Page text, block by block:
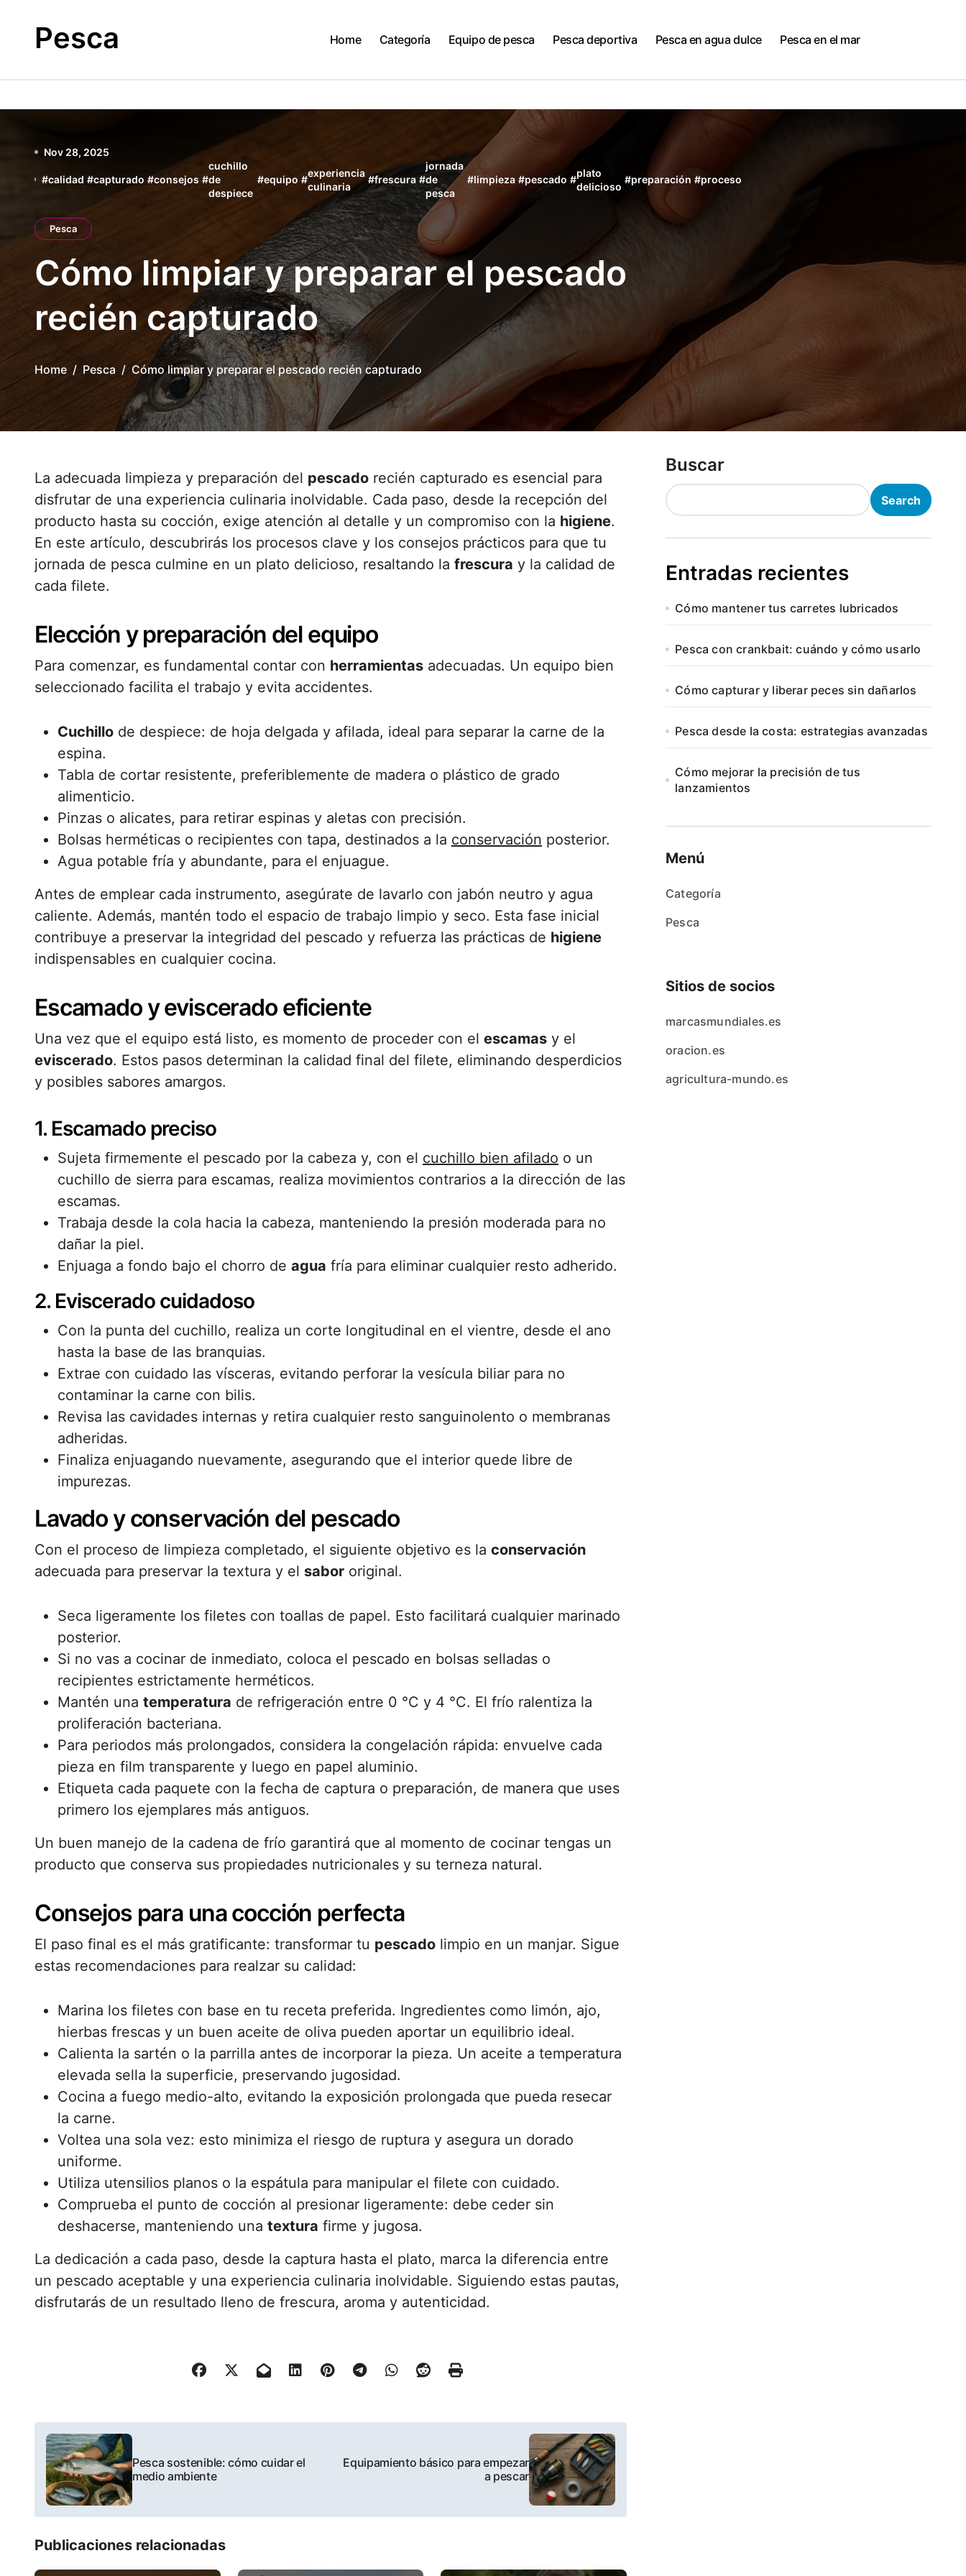
contentPesca Home Categoría Equipo de pesca Pesca deportiva Pesca en agua dulce Pesca en el mar
Nov 28, 2025
#calidad #capturado #consejos #
cuchillo
de
despiece
#equipo #
experiencia
culinaria
#frescura #
jornada
de
pesca
#limpieza #pescado #
plato
delicioso
#preparación #proceso
Pesca
Cómo limpiar y preparar el pescado
recién capturado
Home Pesca Cómo limpiar y preparar el pescado recién capturado
La adecuada limpieza y preparación del pescado recién capturado es esencial para
disfrutar de una experiencia culinaria inolvidable. Cada paso, desde la recepción del
producto hasta su cocción, exige atención al detalle y un compromiso con la higiene.
En este artículo, descubrirás los procesos clave y los consejos prácticos para que tu
jornada de pesca culmine en un plato delicioso, resaltando la frescura y la calidad de
cada filete.
Elección y preparación del equipo
Para comenzar, es fundamental contar con herramientas adecuadas. Un equipo bien
seleccionado facilita el trabajo y evita accidentes.
Cuchillo de despiece: de hoja delgada y afilada, ideal para separar la carne de la
espina.
Tabla de cortar resistente, preferiblemente de madera o plástico de grado
alimenticio.
Pinzas o alicates, para retirar espinas y aletas con precisión.
Bolsas herméticas o recipientes con tapa, destinados a la conservación posterior.
Agua potable fría y abundante, para el enjuague.
Antes de emplear cada instrumento, asegúrate de lavarlo con jabón neutro y agua
caliente. Además, mantén todo el espacio de trabajo limpio y seco. Esta fase inicial
contribuye a preservar la integridad del pescado y refuerza las prácticas de higiene
indispensables en cualquier cocina.
Escamado y eviscerado eficiente
Una vez que el equipo está listo, es momento de proceder con el escamas y el
eviscerado. Estos pasos determinan la calidad final del filete, eliminando desperdicios
y posibles sabores amargos.
1. Escamado preciso
Sujeta firmemente el pescado por la cabeza y, con el cuchillo bien afilado o un
cuchillo de sierra para escamas, realiza movimientos contrarios a la dirección de las
escamas.
Trabaja desde la cola hacia la cabeza, manteniendo la presión moderada para no
dañar la piel.
Enjuaga a fondo bajo el chorro de agua fría para eliminar cualquier resto adherido.
2. Eviscerado cuidadoso
Con la punta del cuchillo, realiza un corte longitudinal en el vientre, desde el ano
hasta la base de las branquias.
Extrae con cuidado las vísceras, evitando perforar la vesícula biliar para no
contaminar la carne con bilis.
Revisa las cavidades internas y retira cualquier resto sanguinolento o membranas
adheridas.
Finaliza enjuagando nuevamente, asegurando que el interior quede libre de
impurezas.
Lavado y conservación del pescado
Con el proceso de limpieza completado, el siguiente objetivo es la conservación
adecuada para preservar la textura y el sabor original.
Seca ligeramente los filetes con toallas de papel. Esto facilitará cualquier marinado
posterior.
Si no vas a cocinar de inmediato, coloca el pescado en bolsas selladas o
recipientes estrictamente herméticos.
Mantén una temperatura de refrigeración entre 0 °C y 4 °C. El frío ralentiza la
proliferación bacteriana.
Para periodos más prolongados, considera la congelación rápida: envuelve cada
pieza en film transparente y luego en papel aluminio.
Etiqueta cada paquete con la fecha de captura o preparación, de manera que uses
primero los ejemplares más antiguos.
Un buen manejo de la cadena de frío garantirá que al momento de cocinar tengas un
producto que conserva sus propiedades nutricionales y su terneza natural.
Consejos para una cocción perfecta
El paso final es el más gratificante: transformar tu pescado limpio en un manjar. Sigue
estas recomendaciones para realzar su calidad:
Marina los filetes con base en tu receta preferida. Ingredientes como limón, ajo,
hierbas frescas y un buen aceite de oliva pueden aportar un equilibrio ideal.
Calienta la sartén o la parrilla antes de incorporar la pieza. Un aceite a temperatura
elevada sella la superficie, preservando jugosidad.
Cocina a fuego medio-alto, evitando la exposición prolongada que pueda resecar
la carne.
Voltea una sola vez: esto minimiza el riesgo de ruptura y asegura un dorado
uniforme.
Utiliza utensilios planos o la espátula para manipular el filete con cuidado.
Comprueba el punto de cocción al presionar ligeramente: debe ceder sin
deshacerse, manteniendo una textura firme y jugosa.
La dedicación a cada paso, desde la captura hasta el plato, marca la diferencia entre
un pescado aceptable y una experiencia culinaria inolvidable. Siguiendo estas pautas,
disfrutarás de un resultado lleno de frescura, aroma y autenticidad.
P
o
t
n
Pesca sostenible: cómo cuidar el
medio ambiente
Equipamiento básico para empezar
a pescar
Publicaciones relacionadas
Buscar
Search
Entradas recientes
Cómo mantener tus carretes lubricados
Pesca con crankbait: cuándo y cómo usarlo
Cómo capturar y liberar peces sin dañarlos
Pesca desde la costa: estrategias avanzadas
Cómo mejorar la precisión de tus
lanzamientos
Menú
Categoría
Pesca
Sitios de socios
marcasmundiales.es
oracion.es
agricultura-mundo.es